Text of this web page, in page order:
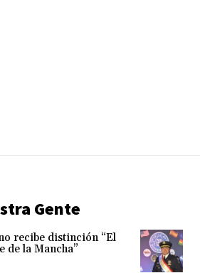
Gente
recibe distinción “El
de la Mancha”